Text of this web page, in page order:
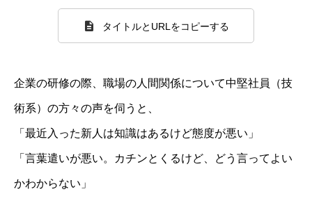
タイトルとURLをコピーする
企業の研修の際、職場の人間関係について中堅社員（技
術系）の方々の声を伺うと、
「最近入った新人は知識はあるけど態度が悪い」
「言葉遣いが悪い。カチンとくるけど、どう言ってよい
かわからない」